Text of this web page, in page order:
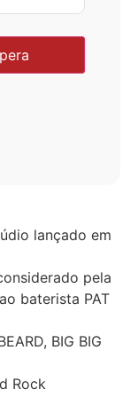
lançado em
pela
baterista PAT
BIG BIG
Rock